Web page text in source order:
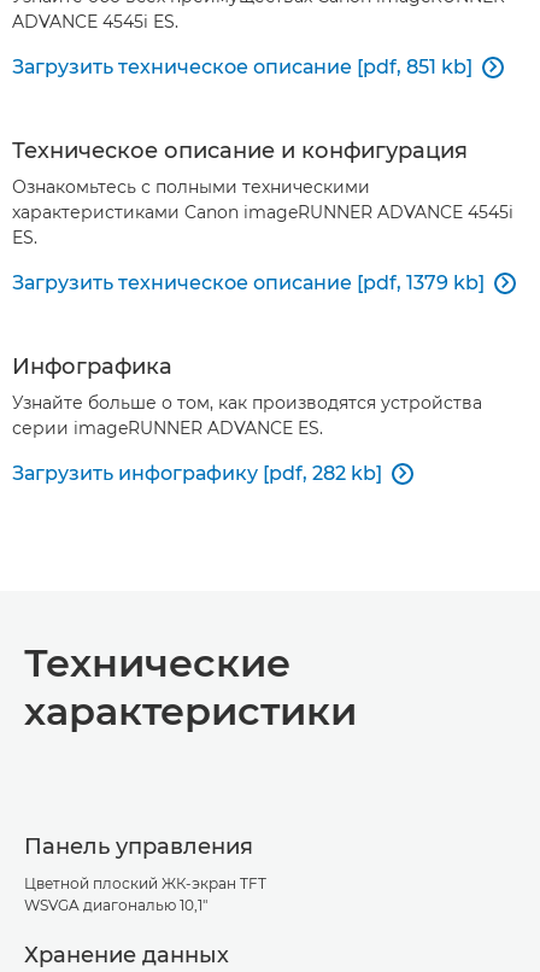
ADVANCE 4545i ES.
Загрузить техническое описание [pdf, 851 kb] 
Техническое описание и конфигурация
Ознакомьтесь с полными техническими
характеристиками Canon imageRUNNER ADVANCE 4545i
ES.
Загрузить техническое описание [pdf, 1379 kb] 
Инфографика
Узнайте больше о том, как производятся устройства
серии imageRUNNER ADVANCE ES.
Загрузить инфографику [pdf, 282 kb] 
Технические
характеристики
Панель управления
Цветной плоский ЖК-экран TFT
WSVGA диагональю 10,1"
Хранение данных